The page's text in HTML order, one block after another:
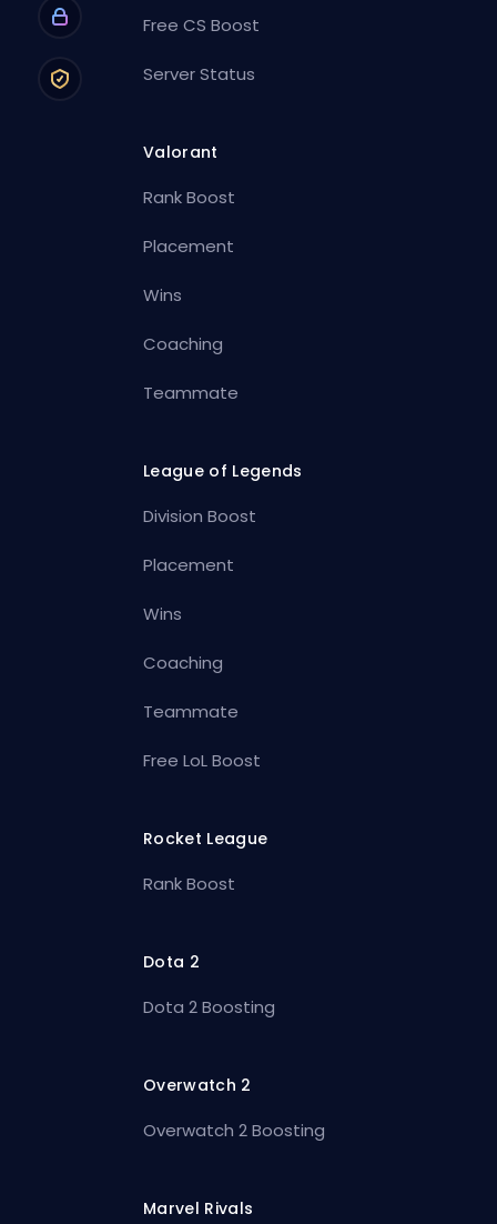
Free CS Boost
Server Status
Valorant
Rank Boost
Placement
Wins
Coaching
Teammate
League of Legends
Division Boost
Placement
Wins
Coaching
Teammate
Free LoL Boost
Rocket League
Rank Boost
Dota 2
Dota 2 Boosting
Overwatch 2
Overwatch 2 Boosting
Marvel Rivals